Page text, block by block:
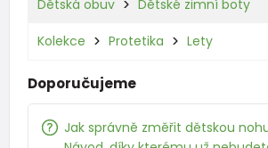
Dětská obuv Dětské zimní boty
Kolekce Protetika Lety
Doporučujeme
Jak správně změřit dětskou